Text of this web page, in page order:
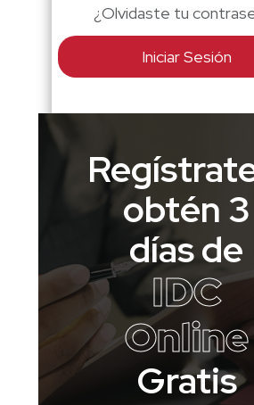
¿Olvidaste tu
Iniciar Sesión
obtén 3
días de
IDC
Online
Gratis